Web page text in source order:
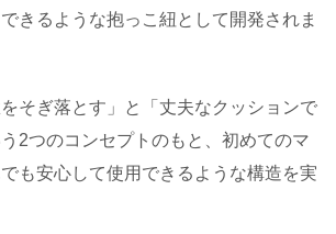
きるような抱っこ紐として開発されま
をそぎ落とす」と「丈夫なクッションで
2つのコンセプトのもと、初めてのマ
も安心して使用できるような構造を実